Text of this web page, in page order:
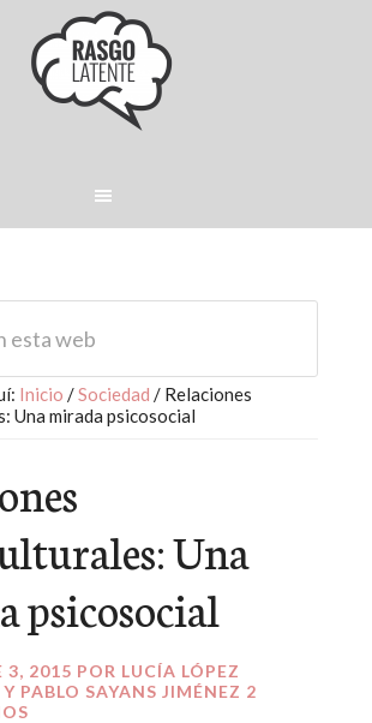
Inicio /Sociedad /Relaciones
Una mirada psicosocial
Una
psicosocial
3, 2015 POR LUCÍA LÓPEZ
PABLO SAYANS JIMÉNEZ 2